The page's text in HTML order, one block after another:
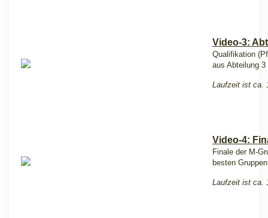
Video-3:
Qualifikation
aus Abteilung 3
Laufzeit ist ca.
Video-4:
Finale der M-
besten
Laufzeit ist ca.